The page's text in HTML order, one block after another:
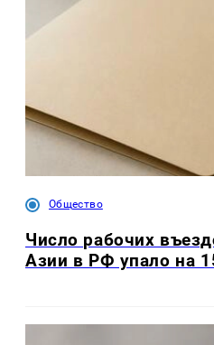
Общество
Число рабочих
Азии в РФ упало на